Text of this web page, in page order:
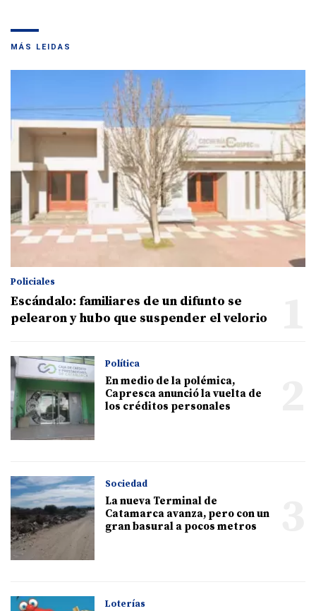
MÁS LEIDAS
Policiales
Escándalo: familiares de un difunto se
pelearon y hubo que suspender el velorio
Política
En medio de la polémica,
Capresca anunció la vuelta de
los créditos personales
Sociedad
La nueva Terminal de
Catamarca avanza, pero con un
gran basural a pocos metros
Loterías